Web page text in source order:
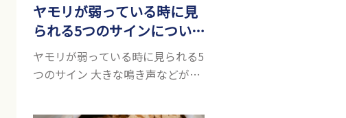
ヤモリが弱っている時に見
られる5つのサインについ
て詳しくご紹介！
ヤモリが弱っている時に見られる5
つのサイン 大きな鳴き声などがな